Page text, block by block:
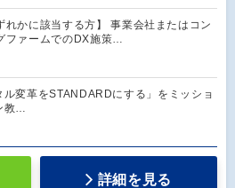
れかに該当する方】 事業会社またはコン
ファームでのDX施策…
ル変革をSTANDARDにする」をミッショ
教…
詳細を見る